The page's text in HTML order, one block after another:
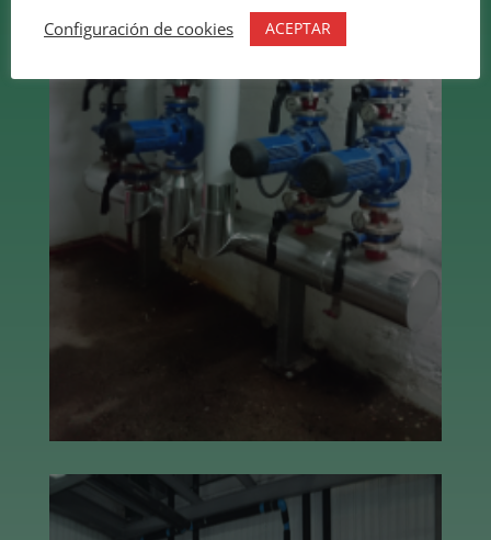
Configuración de cookies
ACEPTAR